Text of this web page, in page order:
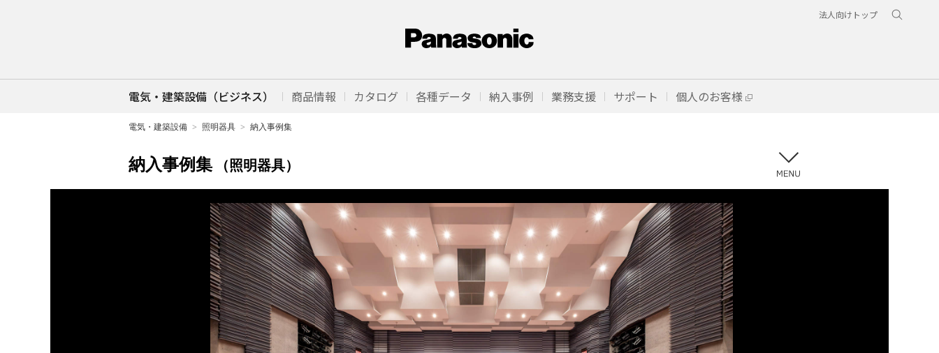
法人向けトップ
電気・建築設備（ビジネス） 商品情報 カタログ 各種データ 納入事例 業務支援 サポート 個人のお客様
電気・建築設備 照明器具 納入事例集
納入事例集 （照明器具）